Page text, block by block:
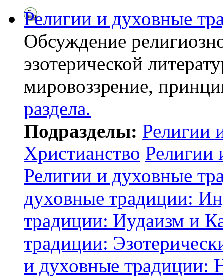
Религии и духовные
Обсуждение
эзотерической
мировоззрение,
раздела.
Подразделы: Религии
Христианство Религии
Религии и духовные
духовные традиции:
традиции: Иудаизм и
традиции:
и духовные традиции: